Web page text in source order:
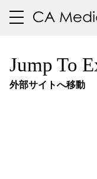
toggle
Jump To
外部サイトへ移動